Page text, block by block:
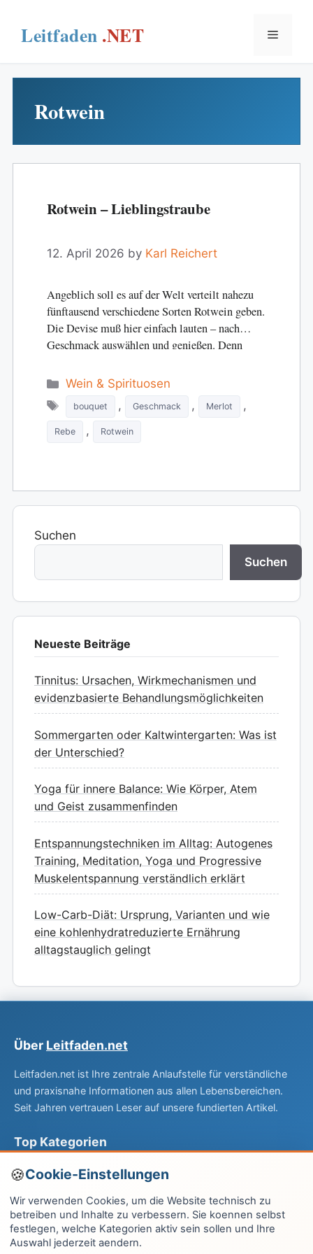
content
Menu
Rotwein
Rotwein – Lieblingstraube
12. April 2026 by Karl Reichert
Angeblich soll es auf der Welt verteilt nahezu
fünftausend verschiedene Sorten Rotwein geben.
Die Devise muß hier einfach lauten – nach
Geschmack auswählen und genießen. Denn
Categories
Wein & Spirituosen
Tags
bouquet , Geschmack , Merlot ,
Rebe , Rotwein
Suchen
Suchen
Neueste Beiträge
Tinnitus: Ursachen, Wirkmechanismen und
evidenzbasierte Behandlungsmöglichkeiten
Sommergarten oder Kaltwintergarten: Was ist
der Unterschied?
Yoga für innere Balance: Wie Körper, Atem
und Geist zusammenfinden
Entspannungstechniken im Alltag: Autogenes
Training, Meditation, Yoga und Progressive
Muskelentspannung verständlich erklärt
Low-Carb-Diät: Ursprung, Varianten und wie
eine kohlenhydratreduzierte Ernährung
alltagstauglich gelingt
Über Leitfaden.net
Leitfaden.net ist Ihre zentrale Anlaufstelle für verständliche
und praxisnahe Informationen aus allen Lebensbereichen.
Seit Jahren vertrauen Leser auf unsere fundierten Artikel.
Top Kategorien
Computer & EDV
Haus & Garten
Fitness & Gesundheit
Wissen & Lernen
Cookie-Einstellungen
Wir verwenden Cookies, um die Website technisch zu
betreiben und Inhalte zu verbessern. Sie koennen selbst
festlegen, welche Kategorien aktiv sein sollen und Ihre
Auswahl jederzeit aendern.